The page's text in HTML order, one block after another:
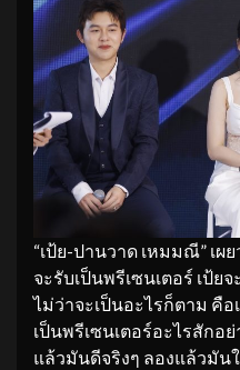
“เป้ย-ปานวาด เหมมณี” เผ
จะรับเป็นพรีเซนเตอร์ เป้
ไม่ว่าจะเป็นอะไรก็ตาม คื
เป็นพรีเซนเตอร์อะไรสักอ
แล้วมันดีจริงๆ ลองแล้วมัน